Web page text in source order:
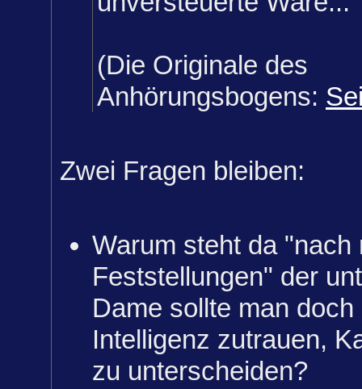
(Die Originale des
Anhörungsbogens:
Zwei Fragen bleiben:
Warum steht da "nach
Feststellungen" der
Dame sollte man
Intelligenz zutrauen,
zu unterscheiden?